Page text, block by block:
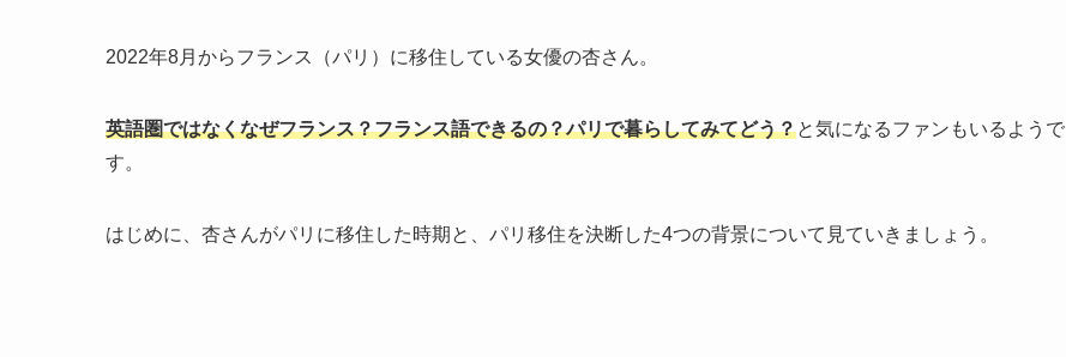
2022年8月からフランス（パリ）に移住している女優の杏さん。
英語圏ではなくなぜフランス？フランス語できるの？パリで暮らしてみてどう？と気になるファンもいるようで
す。
はじめに、杏さんがパリに移住した時期と、パリ移住を決断した4つの背景について見ていきましょう。